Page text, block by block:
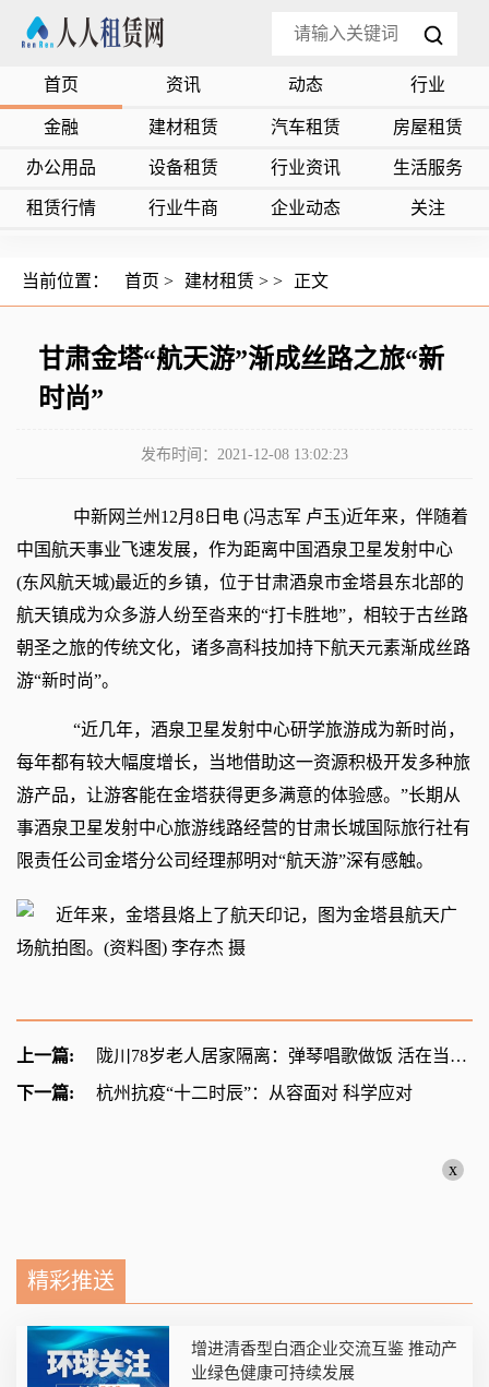
首页 资讯 动态 行业
金融 建材租赁 汽车租赁 房屋租赁
办公用品 设备租赁 行业资讯 生活服务
租赁行情 行业牛商 企业动态 关注
当前位置： 首页 > 建材租赁 > > 正文
甘肃金塔“航天游”渐成丝路之旅“新
时尚”
发布时间：2021-12-08 13:02:23
中新网 兰州12月8日电 (冯志军 卢玉)近年来，伴随着
中国航天事业飞速发展，作为距离中国酒泉卫星发射中心
(东风航天城)最近的乡镇，位于甘肃酒泉市金塔县东北部的
航天镇成为众多游人纷至沓来的“打卡胜地”，相较于古丝路
朝圣之旅的传统文化，诸多高科技加持下航天元素渐成丝路
游“新时尚”。
“近几年，酒泉卫星发射中心研学旅游成为新时尚，
每年都有较大幅度增长，当地借助这一资源积极开发多种旅
游产品，让游客能在金塔获得更多满意的体验感。”长期从
事酒泉卫星发射中心旅游线路经营的甘肃长城国际旅行社有
限责任公司金塔分公司经理郝明对“航天游”深有感触。
上一篇:
陇川78岁老人居家隔离：弹琴唱歌做饭 活在当下更向往明天
下一篇:
杭州抗疫“十二时辰”：从容面对 科学应对
x
精彩推送
增进清香型白酒企业交流互鉴 推动产
业绿色健康可持续发展